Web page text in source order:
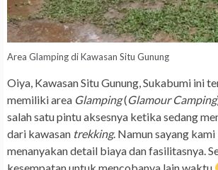
Area Glamping di Kawasan Situ Gunung
Oiya, Kawasan Situ Gunung, Sukabumi ini
memiliki area Glamping(Glamour Camping
salah satu pintu aksesnya ketika sedang
dari kawasan trekking. Namun sayang
menanyakan detail biaya dan fasilitasnya.